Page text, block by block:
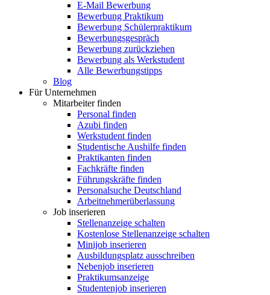
E-Mail Bewerbung
Bewerbung Praktikum
Bewerbung Schülerpraktikum
Bewerbungsgespräch
Bewerbung zurückziehen
Bewerbung als Werkstudent
Alle Bewerbungstipps
Blog
Für Unternehmen
Mitarbeiter finden
Personal finden
Azubi finden
Werkstudent finden
Studentische Aushilfe finden
Praktikanten finden
Fachkräfte finden
Führungskräfte finden
Personalsuche Deutschland
Arbeitnehmerüberlassung
Job inserieren
Stellenanzeige schalten
Kostenlose Stellenanzeige schalten
Minijob inserieren
Ausbildungsplatz ausschreiben
Nebenjob inserieren
Praktikumsanzeige
Studentenjob inserieren